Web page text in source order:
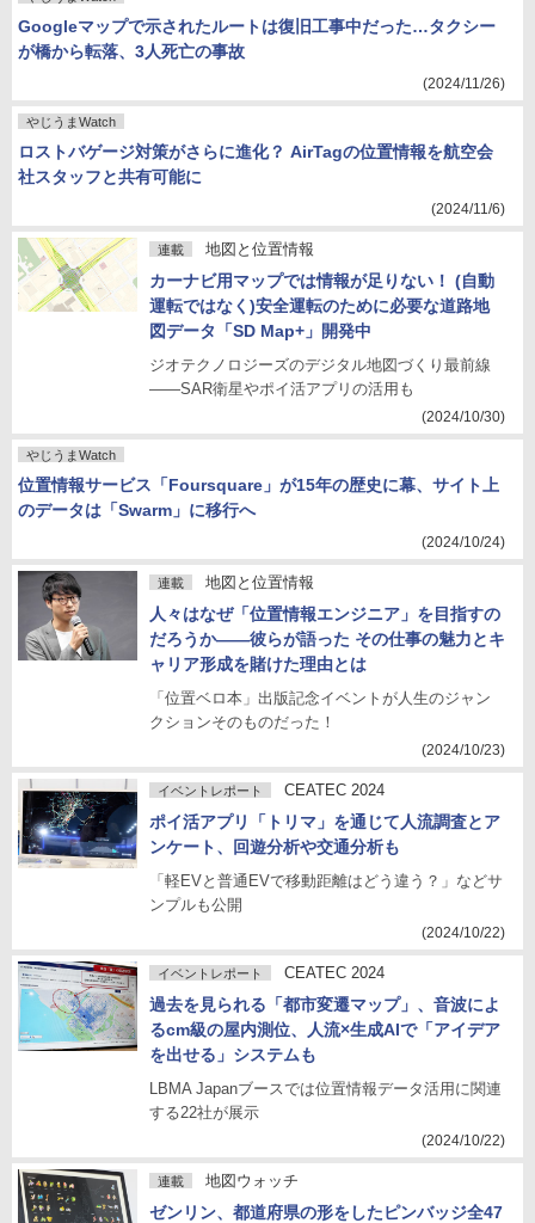
Googleマップで示されたルートは復旧工事中だった…タクシー
が橋から転落、3人死亡の事故
(2024/11/26)
やじうまWatch
ロストバゲージ対策がさらに進化？ AirTagの位置情報を航空会
社スタッフと共有可能に
(2024/11/6)
連載 地図と位置情報
カーナビ用マップでは情報が足りない！ (自動
運転ではなく)安全運転のために必要な道路地
図データ「SD Map+」開発中
ジオテクノロジーズのデジタル地図づくり最前線
――SAR衛星やポイ活アプリの活用も
(2024/10/30)
やじうまWatch
位置情報サービス「Foursquare」が15年の歴史に幕、サイト上
のデータは「Swarm」に移行へ
(2024/10/24)
連載 地図と位置情報
人々はなぜ「位置情報エンジニア」を目指すの
だろうか――彼らが語った その仕事の魅力とキ
ャリア形成を賭けた理由とは
「位置ベロ本」出版記念イベントが人生のジャン
クションそのものだった！
(2024/10/23)
イベントレポート CEATEC 2024
ポイ活アプリ「トリマ」を通じて人流調査とア
ンケート、回遊分析や交通分析も
「軽EVと普通EVで移動距離はどう違う？」などサ
ンプルも公開
(2024/10/22)
イベントレポート CEATEC 2024
過去を見られる「都市変遷マップ」、音波によ
るcm級の屋内測位、人流×生成AIで「アイデア
を出せる」システムも
LBMA Japanブースでは位置情報データ活用に関連
する22社が展示
(2024/10/22)
連載 地図ウォッチ
ゼンリン、都道府県の形をしたピンバッジ全47